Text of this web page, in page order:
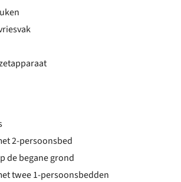
2-persoonsbed
de begane grond
twee 1-persoonsbedden